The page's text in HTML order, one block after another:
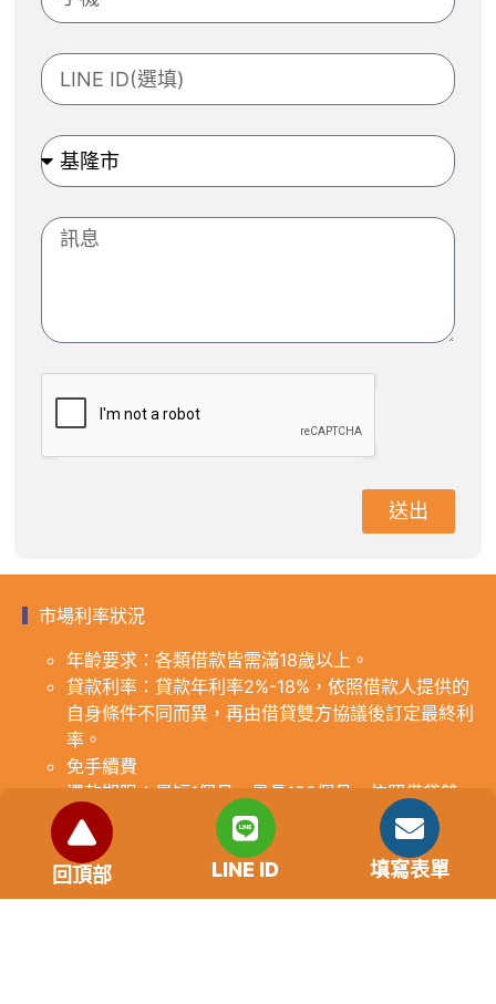
送出
市場利率狀況
年齡要求：各類借款皆需滿18歲以上。
貸款利率：貸款年利率2%-18%，依照借款人提供的
自身條件不同而異，再由借貸雙方協議後訂定最終利
率。
免手續費
還款期限：最短1個月，最長180個月，依照借貸雙
方協議而訂。
範例試算：小明急需現金10萬元，經多方比較利率
後選定金主，雙方簽定於36個月內須還清借款，年
利率12%計算，每月利息1000元，無須手續費。
回頂部 LINE ID 填寫表單